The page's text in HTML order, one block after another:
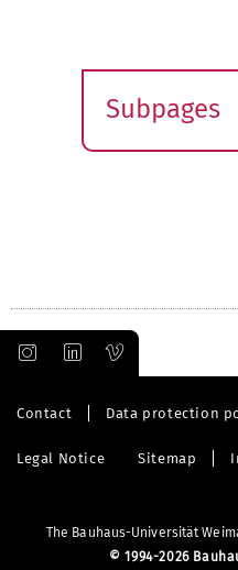
Subpages
Contact Data protection
Legal Notice Sitemap
The Bauhaus-Universität
© 1994-2026